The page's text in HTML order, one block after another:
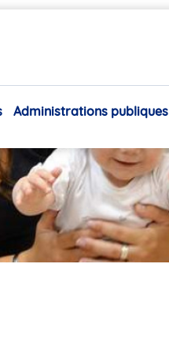
Administrations publiques